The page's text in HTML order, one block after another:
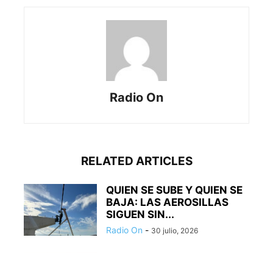
Radio On
RELATED ARTICLES
QUIEN SE SUBE Y QUIEN SE
BAJA: LAS AEROSILLAS
SIGUEN SIN...
Radio On - 30 julio, 2026